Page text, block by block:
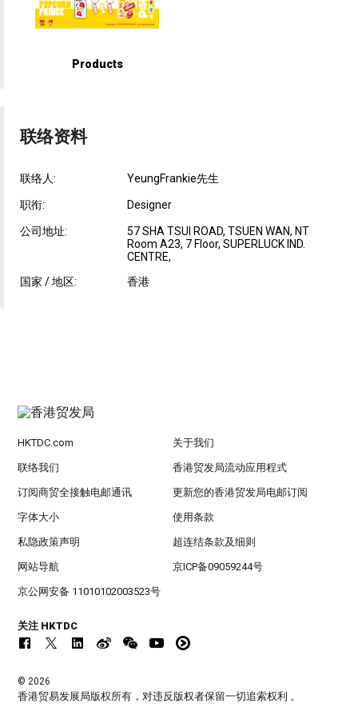
Products
联络资料
联络人: YeungFrankie先生
职衔: Designer
公司地址:
57 SHA TSUI ROAD, TSUEN WAN, NT
Room A23, 7 Floor, SUPERLUCK IND.
CENTRE,
国家 / 地区:
香港
HKTDC.com 关于我们
联络我们 香港贸发局流动应用程式
订阅商贸全接触电邮通讯 更新您的香港贸发局电邮订阅
字体大小 使用条款
私隐政策声明 超连结条款及细则
网站导航 京ICP备09059244号
京公网安备 11010102003523号
关注 HKTDC
© 2026
香港贸易发展局版权所有，对违反版权者保留一切追索权利 。